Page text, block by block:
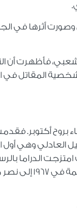
وصورت أثرها في
فأظهرت
المقاتل في
بروح أكتوبر.
العادلي وهي أول
امتزجت الدراما